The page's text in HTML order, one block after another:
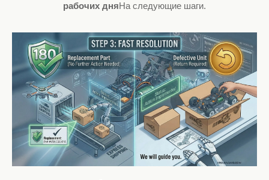
рабочих дняНа следующие шаги.